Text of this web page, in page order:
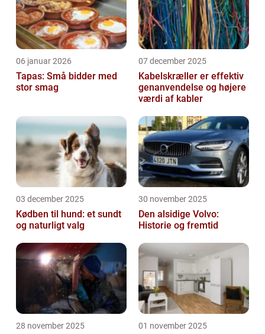
06 januar 2026
Tapas: Små bidder med
stor smag
07 december 2025
Kabelskræller er effektiv
genanvendelse og højere
værdi af kabler
03 december 2025
Kødben til hund: et sundt
og naturligt valg
30 november 2025
Den alsidige Volvo:
Historie og fremtid
28 november 2025 01 november 2025